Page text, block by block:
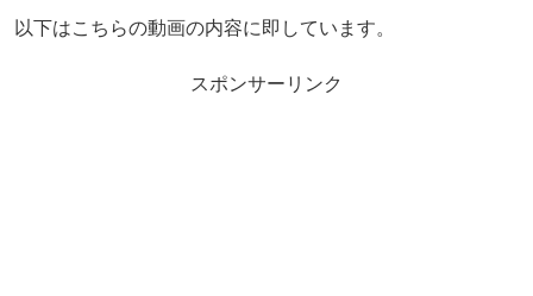
以下はこちらの動画の内容に即しています。
スポンサーリンク